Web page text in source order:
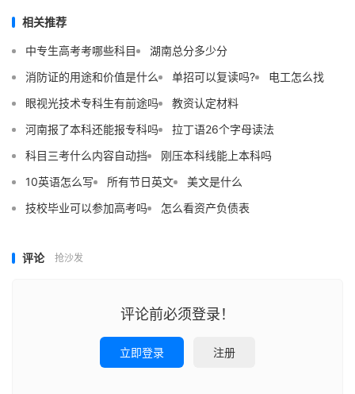
相关推荐
中专生高考考哪些科目
湖南总分多少分
消防证的用途和价值是什么
单招可以复读吗?
电工怎么找
眼视光技术专科生有前途吗
教资认定材料
河南报了本科还能报专科吗
拉丁语26个字母读法
科目三考什么内容自动挡
刚压本科线能上本科吗
10英语怎么写
所有节日英文
美文是什么
技校毕业可以参加高考吗
怎么看资产负债表
评论 抢沙发
评论前必须登录！
立即登录 注册